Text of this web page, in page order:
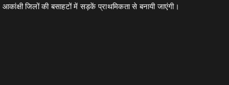
आकांक्षी जिलों की बसाहटों में सड़कें प्राथमिकता से बनायी जाएंगी।